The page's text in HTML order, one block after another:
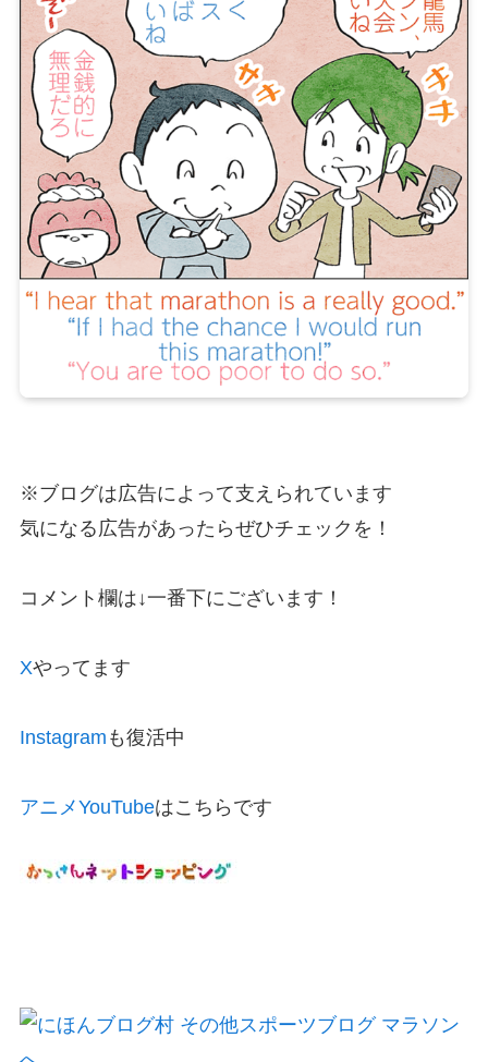
※ブログは広告によって支えられています
気になる広告があったらぜひチェックを！
コメント欄は↓一番下にございます！
Xやってます
Instagram も復活中
アニメYouTubeはこちらです